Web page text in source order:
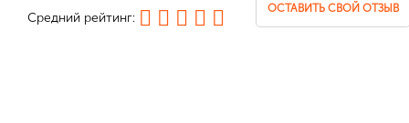
Средний рейтинг:
ОСТАВИТЬ СВОЙ ОТЗЫВ